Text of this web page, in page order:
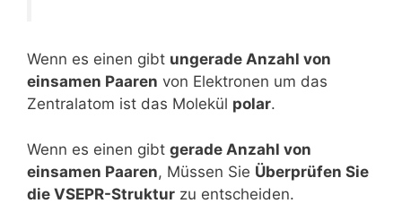
Wenn es einen gibt ungerade Anzahl von
einsamen Paaren von Elektronen um das
Zentralatom ist das Molekül polar.
Wenn es einen gibt gerade Anzahl von
einsamen Paaren, Müssen Sie Überprüfen Sie
die VSEPR-Struktur zu entscheiden.